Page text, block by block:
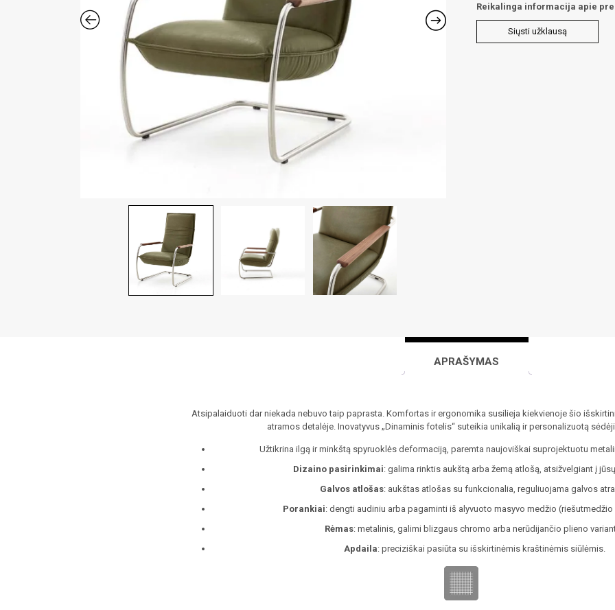
Reikalinga informacija apie
Siųsti užklausą
APRAŠYMAS
Atsipalaiduoti dar niekada nebuvo taip paprasta. Komfortas ir ergonomika susilieja kiekvienoje šio
atramos detalėje. Inovatyvus „Dinaminis fotelis“ suteikia unikalią ir personalizuotą
Užtikrina ilgą ir minkštą spyruoklės deformaciją, paremta naujoviškai suprojektuotu
Dizaino pasirinkimai: galima rinktis aukštą arba žemą atlošą, atsižvelgiant į
Galvos atlošas: aukštas atlošas su funkcionalia, reguliuojama galvos
Porankiai: dengti audiniu arba pagaminti iš alyvuoto masyvo medžio
Rėmas: metalinis, galimi blizgaus chromo arba nerūdijančio plieno
Apdaila: preciziškai pasiūta su išskirtinėmis kraštinėmis siūlėmis.